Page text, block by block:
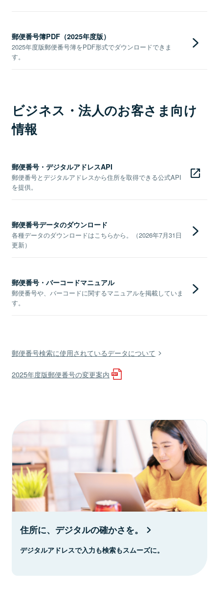
郵便番号簿PDF（2025年度版）
2025年度版郵便番号簿をPDF形式でダウンロードできま
す。
ビジネス・法人のお客さま向け
情報
郵便番号・デジタルアドレスAPI
郵便番号とデジタルアドレスから住所を取得できる公式API
を提供。
郵便番号データのダウンロード
各種データのダウンロードはこちらから。（2026年7月31日
更新）
郵便番号・バーコードマニュアル
郵便番号や、バーコードに関するマニュアルを掲載していま
す。
郵便番号検索に使用されているデータについて
2025年度版郵便番号の変更案内
住所に、デジタルの確かさを。
デジタルアドレスで入力も検索もスムーズに。